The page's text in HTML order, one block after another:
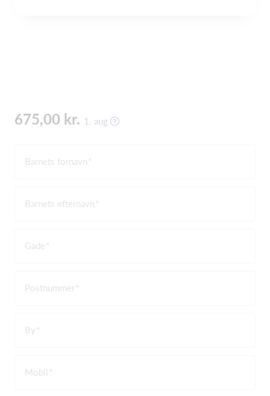
675,00 kr. 1. aug
Barnets fornavn
Barnets efternavn
Gade
Postnummer
By
Mobil